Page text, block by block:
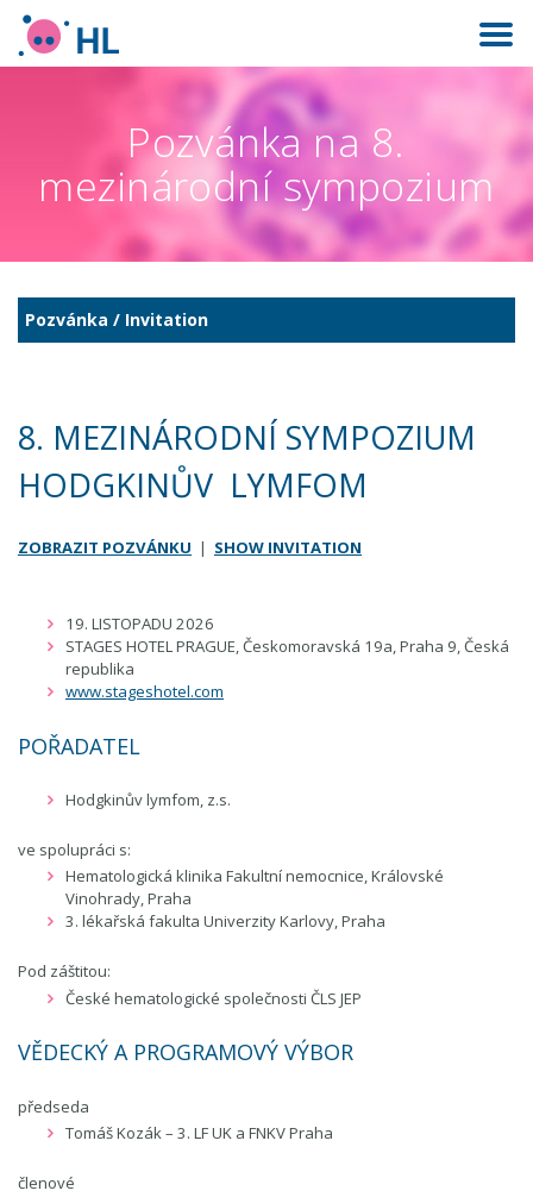
Pozvánka na 8.
mezinárodní sympozium
Pozvánka / Invitation
8. MEZINÁRODNÍ SYMPOZIUM
HODGKINŮV LYMFOM
ZOBRAZIT POZVÁNKU | SHOW INVITATION
19. LISTOPADU 2026
STAGES HOTEL PRAGUE, Českomoravská 19a, Praha 9, Česká
republika
www.stageshotel.com
POŘADATEL
Hodgkinův lymfom, z.s.
ve spolupráci s:
Hematologická klinika Fakultní nemocnice, Královské
Vinohrady, Praha
3. lékařská fakulta Univerzity Karlovy, Praha
Pod záštitou:
České hematologické společnosti ČLS JEP
VĚDECKÝ A PROGRAMOVÝ VÝBOR
předseda
Tomáš Kozák – 3. LF UK a FNKV Praha
členové